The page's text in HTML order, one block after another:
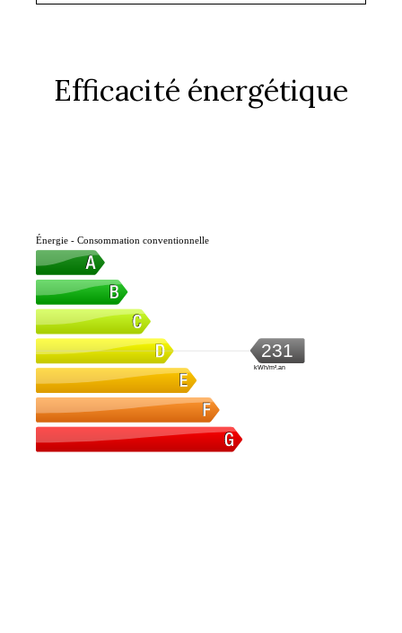
Efficacité énergétique
Énergie - Consommation conventionnelle
231
kWh/m².an